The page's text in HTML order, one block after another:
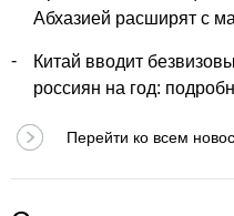
Абхазией расширят с
Китай вводит
россиян на год:
Перейти ко всем